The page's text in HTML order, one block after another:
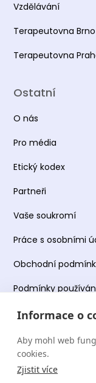
Informace o
Aby mohl web
cookies.
Zjistit více
Vzdělávání
Terapeutovna Brno
Terapeutovna
Ostatní
O nás
Pro média
Etický kodex
Partneři
Vaše soukromí
Práce s osobními
Obchodní
Podmínky
Copyright
vyhrazena.